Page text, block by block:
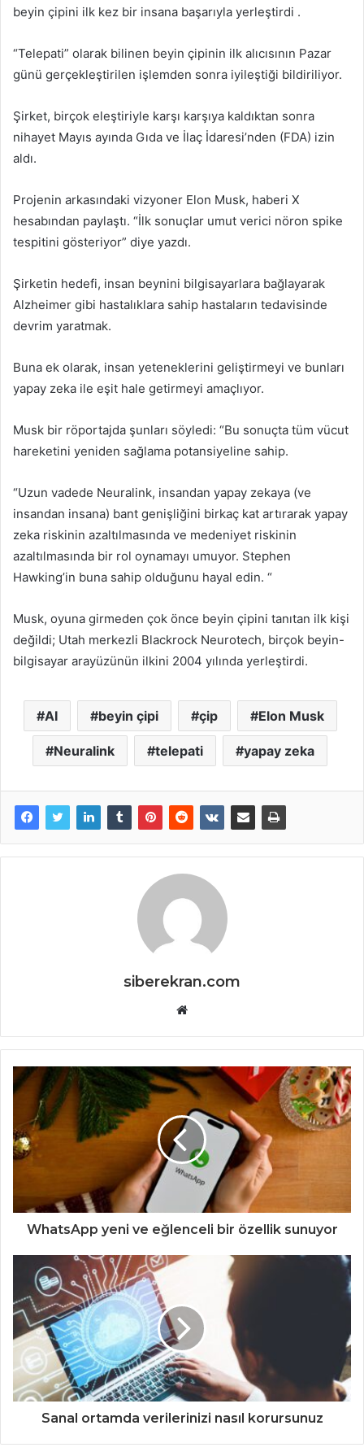
beyin çipini ilk kez bir insana başarıyla yerleştirdi .
“Telepati” olarak bilinen beyin çipinin ilk alıcısının Pazar
günü gerçekleştirilen işlemden sonra iyileştiği bildiriliyor.
Şirket, birçok eleştiriyle karşı karşıya kaldıktan sonra
nihayet Mayıs ayında Gıda ve İlaç İdaresi’nden (FDA) izin
aldı.
Projenin arkasındaki vizyoner Elon Musk, haberi X
hesabından paylaştı. “İlk sonuçlar umut verici nöron spike
tespitini gösteriyor” diye yazdı.
Şirketin hedefi, insan beynini bilgisayarlara bağlayarak
Alzheimer gibi hastalıklara sahip hastaların tedavisinde
devrim yaratmak.
Buna ek olarak, insan yeteneklerini geliştirmeyi ve bunları
yapay zeka ile eşit hale getirmeyi amaçlıyor.
Musk bir röportajda şunları söyledi: “Bu sonuçta tüm vücut
hareketini yeniden sağlama potansiyeline sahip.
“Uzun vadede Neuralink, insandan yapay zekaya (ve
insandan insana) bant genişliğini birkaç kat artırarak yapay
zeka riskinin azaltılmasında ve medeniyet riskinin
azaltılmasında bir rol oynamayı umuyor. Stephen
Hawking’in buna sahip olduğunu hayal edin. “
Musk, oyuna girmeden çok önce beyin çipini tanıtan ilk kişi
değildi; Utah merkezli Blackrock Neurotech, birçok beyin-
bilgisayar arayüzünün ilkini 2004 yılında yerleştirdi.
AI beyin çipi çip Elon Musk
Neuralink telepati yapay zeka
siberekran.com
Website
WhatsApp yeni ve eğlenceli bir özellik sunuyor
Sanal ortamda verilerinizi nasıl korursunuz